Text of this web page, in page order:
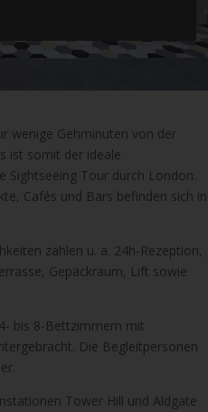
wenige Gehminuten von der
ist somit der ideale
Sightseeing Tour durch London.
Cafés und Bars befinden sich in
zählen u. a. 24h-Rezeption,
Gepäckraum, Lift sowie
bis 8-Bettzimmern mit
Die Begleitpersonen
Tower Hill und Aldgate